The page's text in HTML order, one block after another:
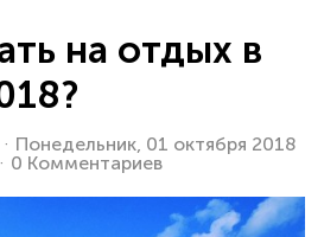
на отдых в
Понедельник, 01 октября 2018
0 Комментариев